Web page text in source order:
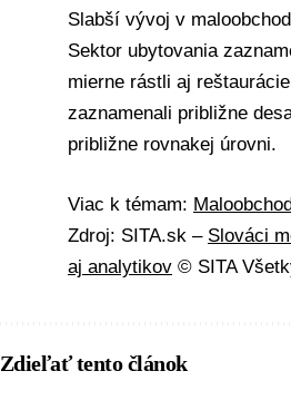
Slabší vývoj v
Sektor ubytovania
mierne rástli aj
zaznamenali približne
približne rovnakej úrovni.
Viac k témam:
Zdroj: SITA.sk – Slováci
aj analytikov © SITA
Zdieľať tento článok